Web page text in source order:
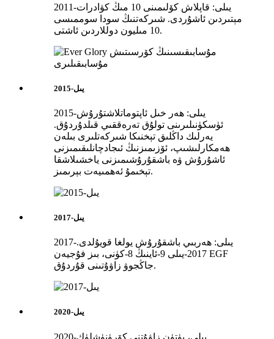
2011-يىلى: قاپلاش كۆلىمىنى 10 مىڭ كۋادرات
مېتىردىن ئاشۇردى. شىركەتنىڭ سودا سوممىسى
10 مىليون دوللاردىن ئاشتى.
2015-يىل
2015-يىلى: ھەر خىل ئاپتوماتلاشتۇرۇش
ئۈسكۈنىلىرىنى تولۇق تەرەققىي قىلدۇردۇق.
يەرلىك داڭلىق تېخنىكا شىركەتلىرى بىلەن
ھەمكارلىشىپ، ئۆزىمىزنىڭ ئىجادچانلىقىمىزنى
ئاشۇرۇش ۋە باشقۇرۇشىمىزنى ياخشىلاشقا
تېخىمۇ ئەھمىيەت بېرىمىز.
2017-يىل
2017-يىلى: ھەربىي باشقۇرۇش يولغا قويۇلدى.
2017-يىلى 9-ئاينىڭ 8-كۈنى، بىز فۇجيەن EGF
جاڭجوۋ زاۋۇتىنى قۇردۇق.
2020-يىل
2020-يىلى، پۈتۈن زاۋۇتنى كۆرۈنۈشلۈك